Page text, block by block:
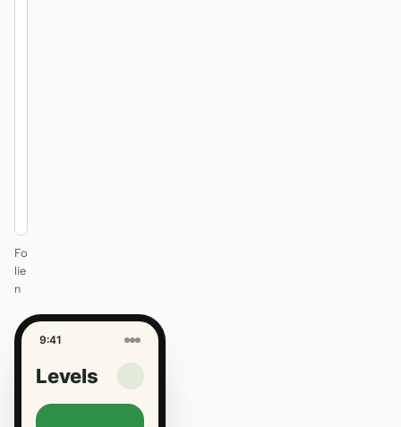
Fo
lie
n
9:41
Levels